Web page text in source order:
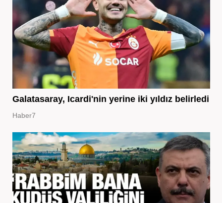
Galatasaray, Icardi'nin yerine iki yıldız belirledi
Haber7